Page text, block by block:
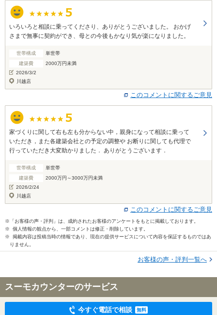
いろいろと相談に乗ってくださり、ありがとうございました。 おかげ
さまで無事に契約ができ、母との今後もかなり気が楽になりました。
世帯構成
単世帯
建築費
2000万円未満
2026/3/2
川越店
このコメントに関するご意見
家づくりに関して右も左も分からない中，親身になって相談に乗って
いただき，また各建築会社との予定の調整や お断りに関しても代理で
行っていただき大変助かりました． ありがとうございます．
世帯構成
単世帯
建築費
2000万円～3000万円未満
2026/2/24
川越店
このコメントに関するご意見
※「お客様の声・評判」は、成約されたお客様のアンケートをもとに掲載しております。
※ 個人情報の観点から、一部コメントは修正・削除しています。
※ 掲載内容は投稿当時の情報であり、現在の提供サービスについて内容を保証するものではあ
りません。
お客様の声・評判一覧へ
スーモカウンターのサービス
今すぐ電話で相談
無料